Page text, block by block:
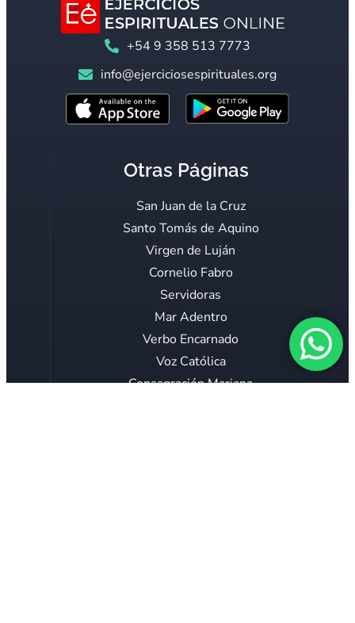
+54 9 358 513 7773
info@ejerciciosespirituales.org
Otras Páginas
San Juan de la Cruz
Santo Tomás de Aquino
Virgen de Luján
Cornelio Fabro
Servidoras
Mar Adentro
Verbo Encarnado
Voz Católica
Consagración Mariana